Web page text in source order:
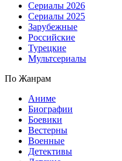
Сериалы 2026
Сериалы 2025
Зарубежные
Российские
Турецкие
Мультсериалы
По Жанрам
Аниме
Биографии
Боевики
Вестерны
Военные
Детективы